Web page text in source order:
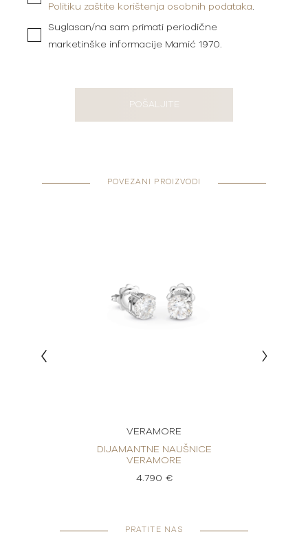
Politiku zaštite korištenja osobnih podataka.
Suglasan/na sam primati periodične
marketinške informacije Mamić 1970.
POŠALJITE
POVEZANI PROIZVODI
VERAMORE
DIJAMANTNE NAUŠNICE
VERAMORE
4.790 €
PRATITE NAS